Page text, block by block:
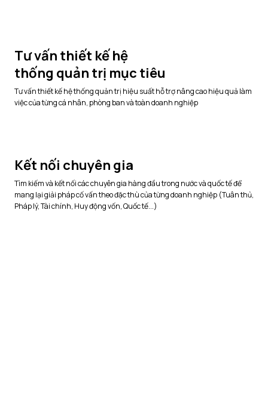
Tư vấn thiết kế hệ
thống quản trị mục tiêu
Tư vấn thiết kế hệ thống quản trị hiệu suất hỗ trợ nâng cao hiệu quả làm
việc của từng cá nhân, phòng ban và toàn doanh nghiệp
Kết nối chuyên gia
Tìm kiếm và kết nối các chuyên gia hàng đầu trong nước và quốc tế để
mang lại giải pháp cố vấn theo đặc thù của từng doanh nghiệp (Tuân thủ,
Pháp lý, Tài chính, Huy động vốn, Quốc tế...)